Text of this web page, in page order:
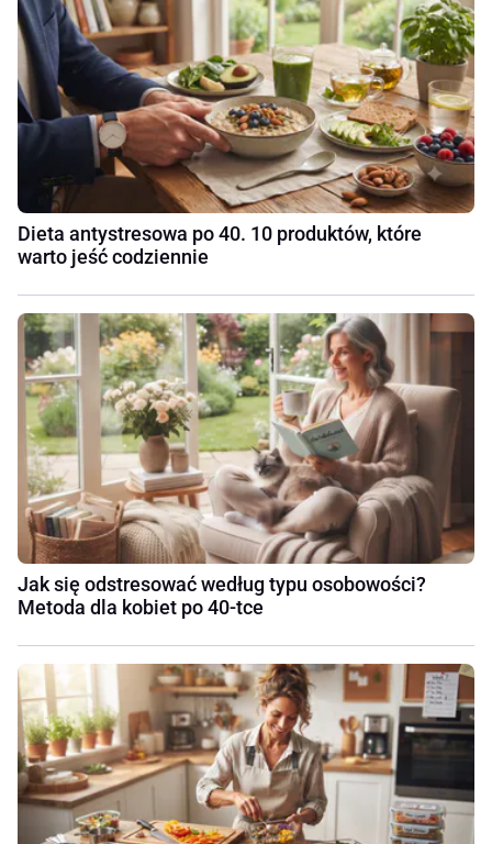
Dieta antystresowa po 40. 10 produktów, które
warto jeść codziennie
Jak się odstresować według typu osobowości?
Metoda dla kobiet po 40-tce